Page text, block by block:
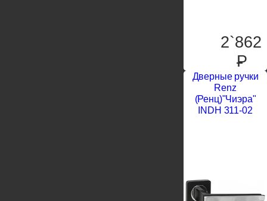
2`862
P
Дверные ручки
Renz
(Ренц)"Чиэра"
INDH 311-02